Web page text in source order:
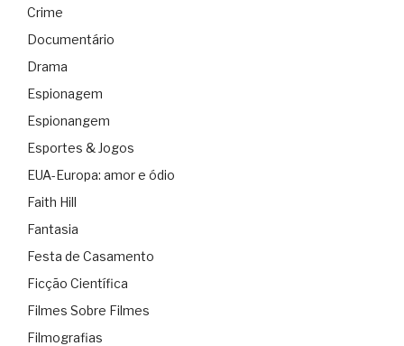
Crime
Documentário
Drama
Espionagem
Espionangem
Esportes & Jogos
EUA-Europa: amor e ódio
Faith Hill
Fantasia
Festa de Casamento
Ficção Científica
Filmes Sobre Filmes
Filmografias